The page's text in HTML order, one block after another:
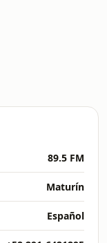
89.5 FM
Maturín
Español